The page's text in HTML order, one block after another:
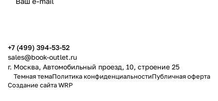
+7 (499) 394-53-52
sales@book-outlet.ru
г. Москва, Автомобильный проезд, 10, строение 25
Темная темаПолитика конфиденциальностиПубличная оферта
Создание сайтаWRP